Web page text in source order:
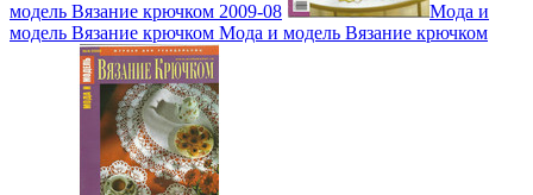
модель Вязание крючком 2009-08
Мода и
модель Вязание крючком Мода и модель Вязание крючком